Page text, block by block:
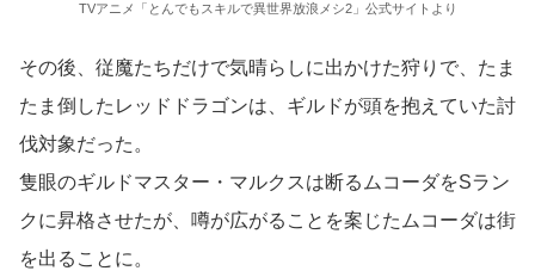
TVアニメ「とんでもスキルで異世界放浪メシ2」公式サイトより
その後、従魔たちだけで気晴らしに出かけた狩りで、たま
たま倒したレッドドラゴンは、ギルドが頭を抱えていた討
伐対象だった。
隻眼のギルドマスター・マルクスは断るムコーダをSラン
クに昇格させたが、噂が広がることを案じたムコーダは街
を出ることに。